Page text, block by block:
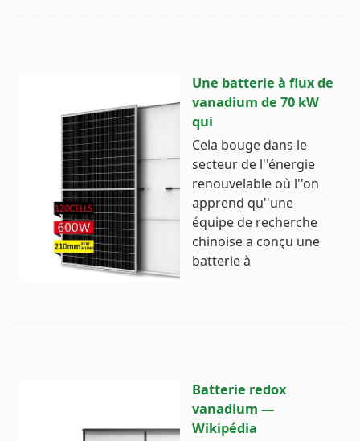
Une batterie à flux de
vanadium de 70 kW
qui
Cela bouge dans le
secteur de l''énergie
renouvelable où l''on
apprend qu''une
équipe de recherche
chinoise a conçu une
batterie à
Batterie redox
vanadium —
Wikipédia